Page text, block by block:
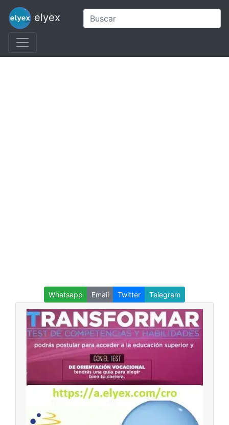
elyex
Whatsapp Email Twitter Telegram